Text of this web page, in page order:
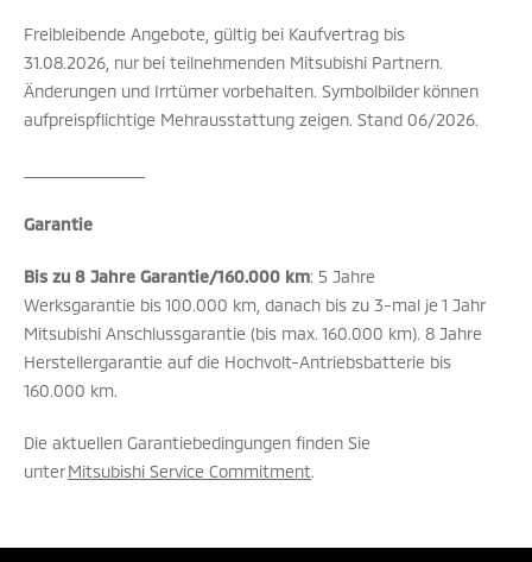
Freibleibende Angebote, gültig bei Kaufvertrag bis
31.08.2026, nur bei teilnehmenden Mitsubishi Partnern.
Änderungen und Irrtümer vorbehalten. Symbolbilder können
aufpreispflichtige Mehrausstattung zeigen. Stand 06/2026.
Garantie
Bis zu 8 Jahre Garantie/160.000 km: 5 Jahre
Werksgarantie bis 100.000 km, danach bis zu 3-mal je 1 Jahr
Mitsubishi Anschlussgarantie (bis max. 160.000 km). 8 Jahre
Herstellergarantie auf die Hochvolt-Antriebsbatterie bis
160.000 km.
Die aktuellen Garantiebedingungen finden Sie
unterMitsubishi Service Commitment.